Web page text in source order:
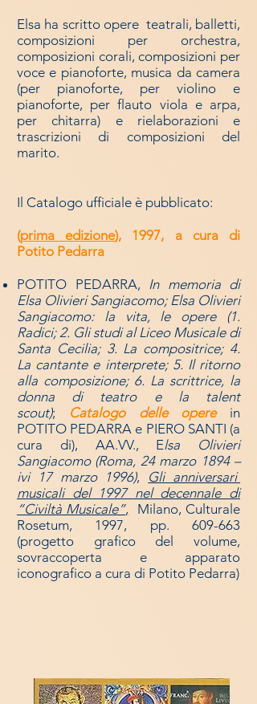
Elsa ha scritto opere teatrali, balletti,
composizioni per orchestra,
composizioni corali, composizioni per
voce e pianoforte, musica da camera
(per pianoforte, per violino e
pianoforte, per flauto viola e arpa,
per chitarra) e rielaborazioni e
trascrizioni di composizioni del
marito.
Il Catalogo ufficiale è pubblicato:
(prima edizione), 1997, a cura di
Potito Pedarra
POTITO PEDARRA, In memoria di
Elsa Olivieri Sangiacomo; Elsa Olivieri
Sangiacomo: la vita, le opere (1.
Radici; 2. Gli studi al Liceo Musicale di
Santa Cecilia; 3. La compositrice; 4.
La cantante e interprete; 5. Il ritorno
alla composizione; 6. La scrittrice, la
donna di teatro e la talent
scout); Catalogo delle operein
POTITO PEDARRA e PIERO SANTI (a
cura di), AA.VV., Elsa Olivieri
Sangiacomo (Roma, 24 marzo 1894 –
ivi 17 marzo 1996), Gli anniversari
musicali del 1997 nel decennale di
“Civiltà Musicale”, Milano, Culturale
Rosetum, 1997, pp. 609-663
(progetto grafico del volume,
sovraccoperta e apparato
iconografico a cura di Potito Pedarra)